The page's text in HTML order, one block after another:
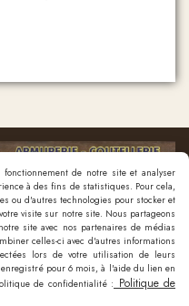
de notre site et analyser
à des fins de statistiques. Pour cela,
ou d'autres technologies pour stocker et
visite sur notre site. Nous partageons
site avec nos partenaires de médias
celles-ci avec d'autres informations
lors de votre utilisation de leurs
pour 6 mois, à l'aide du lien en
de confidentialité : Politique de